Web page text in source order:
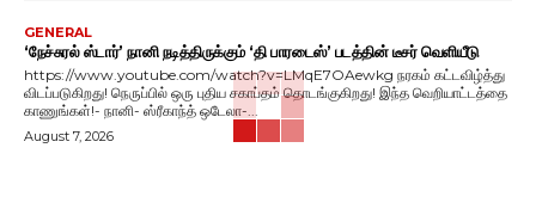
GENERAL
‘நேச்சுரல் ஸ்டார்’ நானி நடித்திருக்கும் ‘தி பாரடைஸ்’ படத்தின் டீசர் வெளியீடு
https://www.youtube.com/watch?v=LMqE7OAewkg நரகம் கட்டவிழ்த்து
விடப்படுகிறது! நெருப்பில் ஒரு புதிய சகாப்தம் தொடங்குகிறது! இந்த வெறியாட்டத்தை
காணுங்கள்!- நானி- ஸ்ரீகாந்த் ஒடேலா-...
August 7, 2026